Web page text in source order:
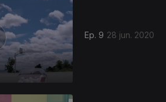
Ep. 9 28 jun. 2020